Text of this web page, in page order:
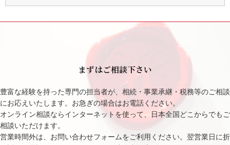
まずはご相談下さい
豊富な経験を持った専門の担当者が、相続・事業承継・税務等のご相談
にお応えいたします。お急ぎの場合はお電話ください。
オンライン相談ならインターネットを使って、日本全国どこからでもご
相談いただけます。
営業時間外は、お問い合わせフォームをご利用ください。翌営業日に折